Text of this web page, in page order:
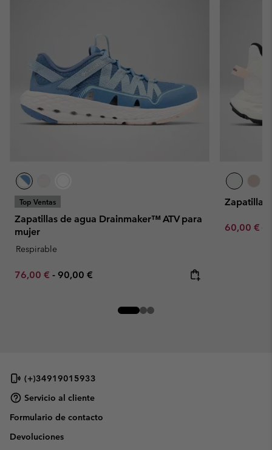
Top Ventas
Zapatillas de agua Drainmaker™ ATV para
mujer
Respirable
Minimum sale price:
76,00 € - Maximum price:
90,00 €
Zapatillas
Sale price:
60,00 €
(+)34919015933
Servicio al cliente
Formulario de contacto
Devoluciones